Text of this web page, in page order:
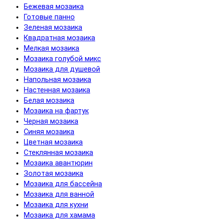
Бежевая мозаика
Готовые панно
Зеленая мозаика
Квадратная мозаика
Мелкая мозаика
Мозаика голубой микс
Мозаика для душевой
Напольная мозаика
Настенная мозаика
Белая мозаика
Мозаика на фартук
Черная мозаика
Синяя мозаика
Цветная мозаика
Cтеклянная мозаика
Мозаика авантюрин
Золотая мозаика
Мозаика для бассейна
Мозаика для ванной
Мозаика для кухни
Мозаика для хамама